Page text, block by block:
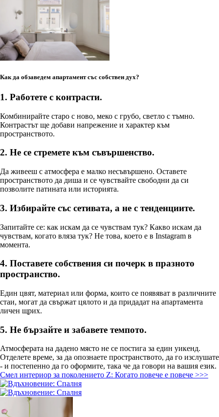
Как да обзаведем апартамент със собствен дух?
1. Работете с контрасти.
Комбинирайте старо с ново, меко с грубо, светло с тъмно.
Контрастът ще добави напрежение и характер към
пространството.
2. Не се стремете към съвършенство.
Да живееш с атмосфера е малко несъвършено. Оставете
пространството да диша и се чувствайте свободни да си
позволите патината или историята.
3. Избирайте със сетивата, а не с тенденциите.
Запитайте се: как искам да се чувствам тук? Какво искам да
чувствам, когато вляза тук? Не това, което е в Instagram в
момента.
4. Поставете собствения си почерк в празното
пространство.
Един цвят, материал или форма, които се появяват в различните
стаи, могат да свържат цялото и да придадат на апартамента
личен щрих.
5. Не бързайте и забавете темпото.
Атмосферата на дадено място не се постига за един уикенд.
Отделете време, за да опознаете пространството, да го изслушате
- и постепенно да го оформите, така че да говори на вашия език.
Смел интериор за поколението Z: Когато повече е повече >>>